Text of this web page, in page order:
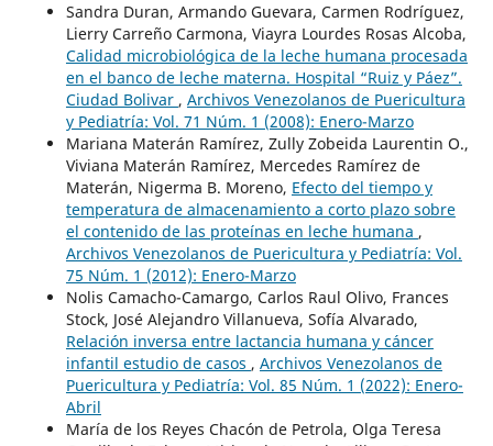
Sandra Duran, Armando Guevara, Carmen Rodríguez,
Lierry Carreño Carmona, Viayra Lourdes Rosas Alcoba,
Calidad microbiológica de la leche humana procesada
en el banco de leche materna. Hospital “Ruiz y Páez”.
Ciudad Bolivar , Archivos Venezolanos de Puericultura
y Pediatría: Vol. 71 Núm. 1 (2008): Enero-Marzo
Mariana Materán Ramírez, Zully Zobeida Laurentin O.,
Viviana Materán Ramírez, Mercedes Ramírez de
Materán, Nigerma B. Moreno, Efecto del tiempo y
temperatura de almacenamiento a corto plazo sobre
el contenido de las proteínas en leche humana ,
Archivos Venezolanos de Puericultura y Pediatría: Vol.
75 Núm. 1 (2012): Enero-Marzo
Nolis Camacho-Camargo, Carlos Raul Olivo, Frances
Stock, José Alejandro Villanueva, Sofía Alvarado,
Relación inversa entre lactancia humana y cáncer
infantil estudio de casos , Archivos Venezolanos de
Puericultura y Pediatría: Vol. 85 Núm. 1 (2022): Enero-
Abril
María de los Reyes Chacón de Petrola, Olga Teresa